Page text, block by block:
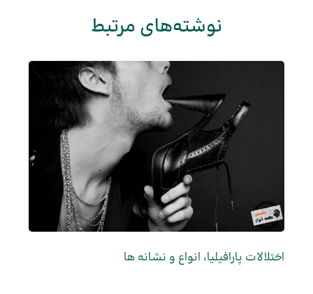
نوشته‌های مرتبط
اختلالات پارافیلیا، انواع و نشانه ها